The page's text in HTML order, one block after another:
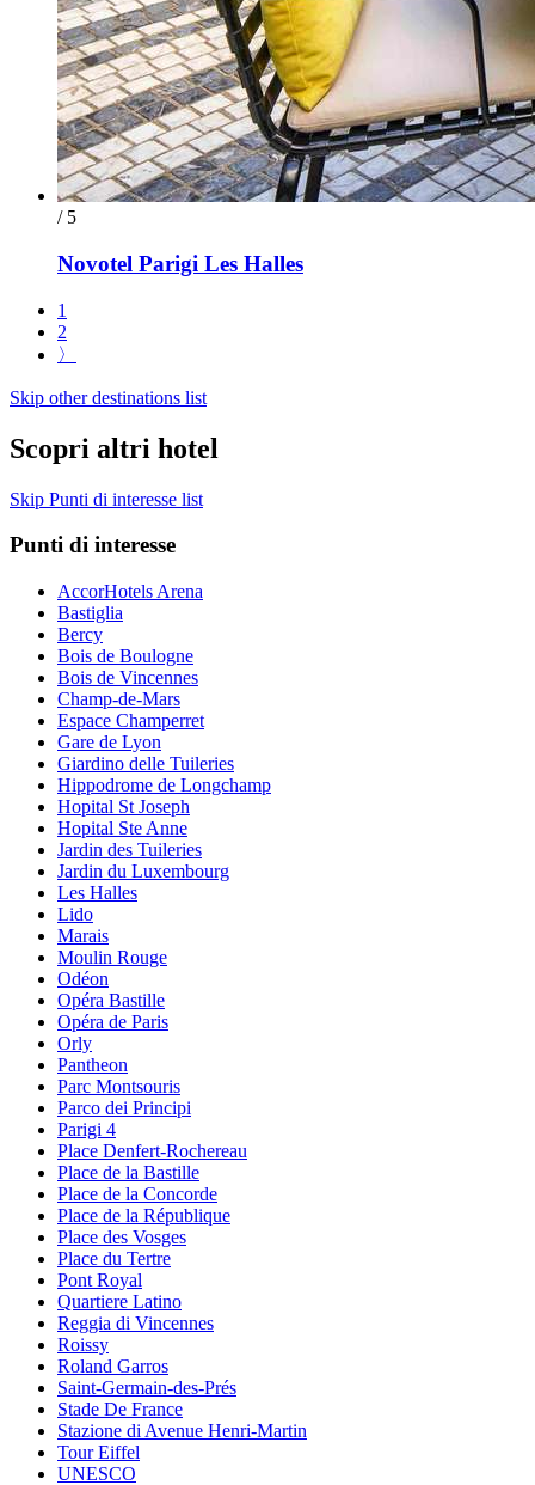
/ 5
Novotel Parigi Les Halles
1
2
〉
Skip other destinations list
Scopri altri hotel
Skip Punti di interesse list
Punti di interesse
AccorHotels Arena
Bastiglia
Bercy
Bois de Boulogne
Bois de Vincennes
Champ-de-Mars
Espace Champerret
Gare de Lyon
Giardino delle Tuileries
Hippodrome de Longchamp
Hopital St Joseph
Hopital Ste Anne
Jardin des Tuileries
Jardin du Luxembourg
Les Halles
Lido
Marais
Moulin Rouge
Odéon
Opéra Bastille
Opéra de Paris
Orly
Pantheon
Parc Montsouris
Parco dei Principi
Parigi 4
Place Denfert-Rochereau
Place de la Bastille
Place de la Concorde
Place de la République
Place des Vosges
Place du Tertre
Pont Royal
Quartiere Latino
Reggia di Vincennes
Roissy
Roland Garros
Saint-Germain-des-Prés
Stade De France
Stazione di Avenue Henri-Martin
Tour Eiffel
UNESCO